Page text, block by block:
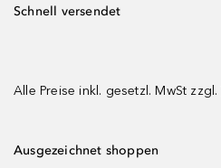
Schnell versendet
Alle Preise inkl. gesetzl. MwSt zzgl.
Ausgezeichnet shoppen